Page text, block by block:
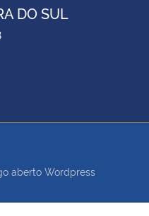
DO SUL
aberto Wordpress